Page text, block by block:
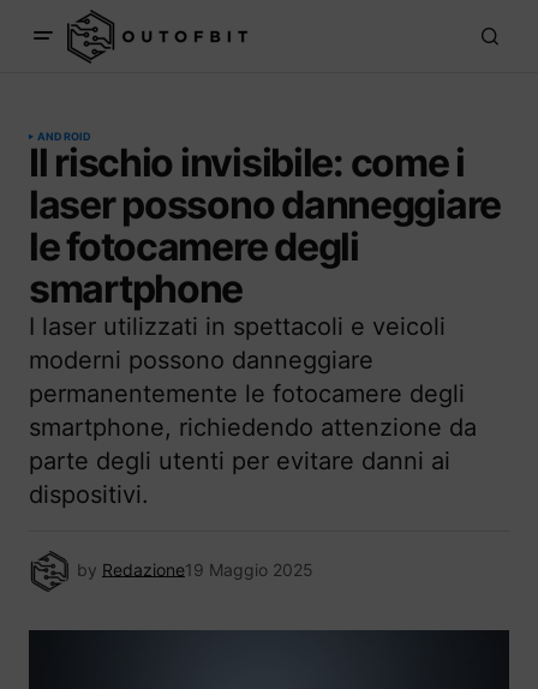
ANDROID
Il rischio invisibile: come i
laser possono danneggiare
le fotocamere degli
smartphone
I laser utilizzati in spettacoli e veicoli
moderni possono danneggiare
permanentemente le fotocamere degli
smartphone, richiedendo attenzione da
parte degli utenti per evitare danni ai
dispositivi.
by Redazione19 Maggio 2025